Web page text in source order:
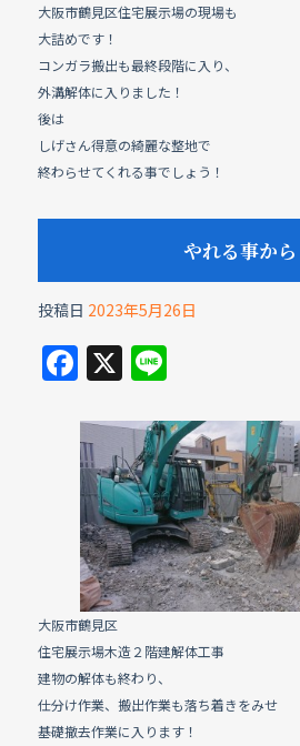
大阪市鶴見区住宅展示場の現場も
大詰めです！
コンガラ搬出も最終段階に入り、
外溝解体に入りました！
後は
しげさん得意の綺麗な整地で
終わらせてくれる事でしょう！
やれる事から
投稿日 2023年5月26日
F
c
e
b
o
o
k
X Li
e
大阪市鶴見区
住宅展示場木造２階建解体工事
建物の解体も終わり、
仕分け作業、搬出作業も落ち着きをみせ
基礎撤去作業に入ります！